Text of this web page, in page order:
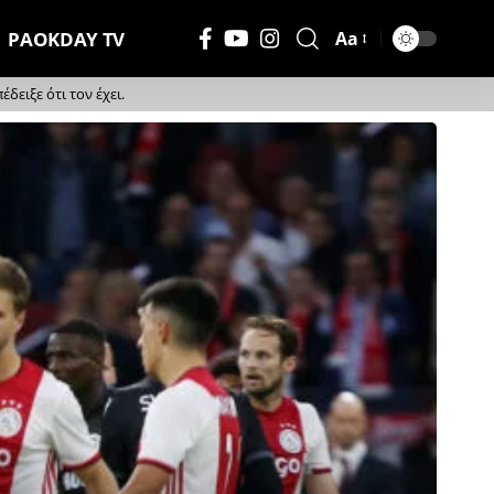
PAOKDAY TV
Μέγεθος
Γραμματοσειράς
Aa
ότι τον έχει.